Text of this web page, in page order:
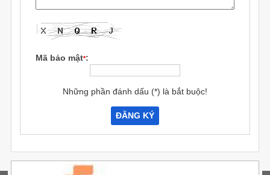
Mã bảo mật*:
Những phần đánh dấu (*) là bắt buộc!